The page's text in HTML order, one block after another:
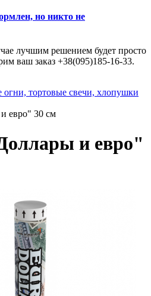
но никто не
лучшим решением будет просто
ваш заказ +38(095)185-16-33.
тортовые свечи, хлопушки
евро" 30 см
и евро"